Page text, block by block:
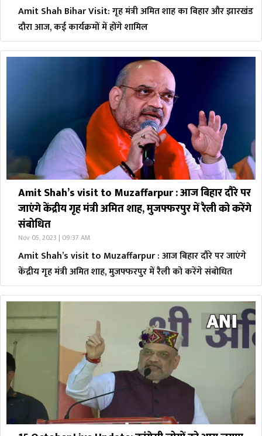
Amit Shah Bihar Visit: गृह मंत्री अमित शाह का बिहार और झारखंड
दौरा आज, कई कार्यक्रमों में होंगे शामिल
Amit Shah’s visit to Muzaffarpur : आज बिहार दौरे पर
जाएंगे केंद्रीय गृह मंत्री अमित शाह, मुजफ्फरपुर में रैली को करेंगे
संबोधित
Nov 05, 2023 | 09:37 AM
Amit Shah’s visit to Muzaffarpur : आज बिहार दौरे पर जाएंगे
केंद्रीय गृह मंत्री अमित शाह, मुजफ्फरपुर में रैली को करेंगे संबोधित